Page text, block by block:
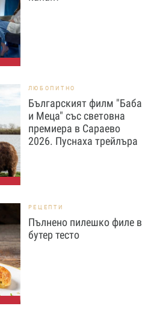
ЛЮБОПИТНО
Българският филм "Баба
и Меца" със световна
премиера в Сараево
2026. Пуснаха трейлъра
РЕЦЕПТИ
Пълнено пилешко филе в
бутер тесто